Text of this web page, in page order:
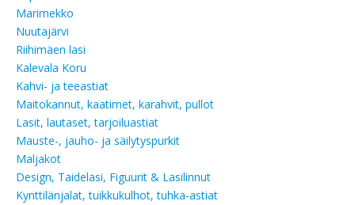
Marimekko
Nuutajärvi
Riihimäen lasi
Kalevala Koru
Kahvi- ja teeastiat
Maitokannut, kaatimet, karahvit, pullot
Lasit, lautaset, tarjoiluastiat
Mauste-, jauho- ja säilytyspurkit
Maljakot
Design, Taidelasi, Figuurit & Lasilinnut
Kynttilänjalat, tuikkukulhot, tuhka-astiat